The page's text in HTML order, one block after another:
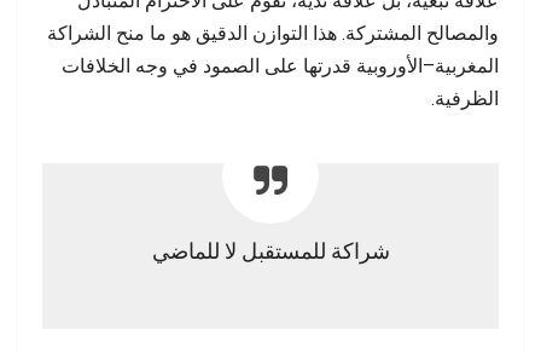
والمصالح المشتركة. هذا التوازن الدقيق هو ما منح الشراكة
المغربية–الأوروبية قدرتها على الصمود في وجه الخلافات
الظرفية.
شراكة للمستقبل لا للماضي